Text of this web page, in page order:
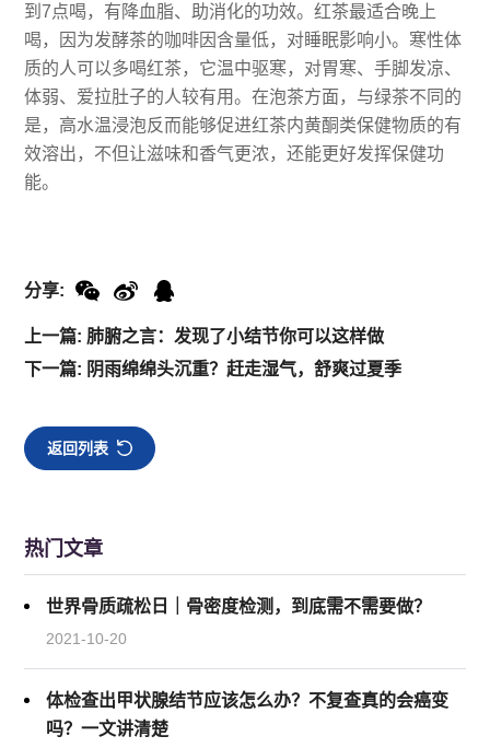
到7点喝，有降血脂、助消化的功效。红茶最适合晚上
喝，因为发酵茶的咖啡因含量低，对睡眠影响小。寒性体
质的人可以多喝红茶，它温中驱寒，对胃寒、手脚发凉、
体弱、爱拉肚子的人较有用。在泡茶方面，与绿茶不同的
是，高水温浸泡反而能够促进红茶内黄酮类保健物质的有
效溶出，不但让滋味和香气更浓，还能更好发挥保健功
能。
上一篇: 肺腑之言：发现了小结节你可以这样做
下一篇: 阴雨绵绵头沉重？赶走湿气，舒爽过夏季
分享:
返回列表
热门文章
世界骨质疏松日｜骨密度检测，到底需不需要做？
2021-10-20
体检查出甲状腺结节应该怎么办？不复查真的会癌变
吗？一文讲清楚